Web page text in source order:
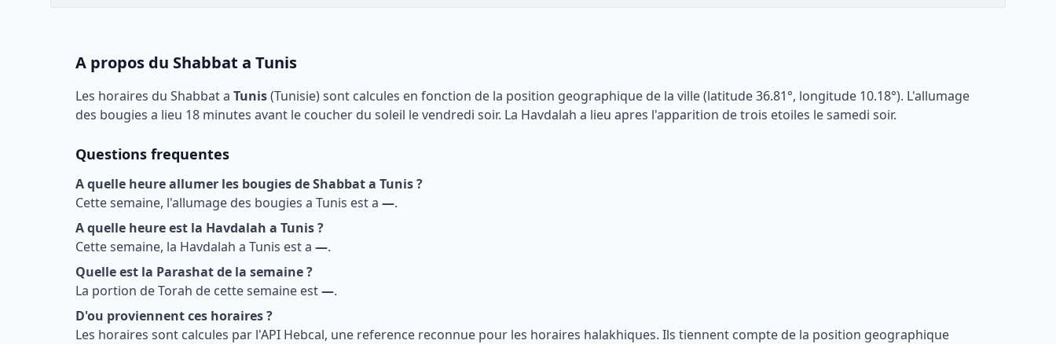
A propos du Shabbat a Tunis
Les horaires du Shabbat a Tunis(Tunisie) sont calcules en fonction de la position geographique de la ville (latitude36.81°, longitude 10.18°). L'allumage
des bougies a lieu 18 minutes avant le coucher du soleil le vendredi soir. La Havdalah a lieu apres l'apparition de trois etoiles le samedi soir.
Questions frequentes
A quelle heure allumer les bougies de Shabbat a Tunis?
Cette semaine, l'allumage des bougies a Tunis est a —.
A quelle heure est la Havdalah a Tunis?
Cette semaine, la Havdalah a Tunis est a —.
Quelle est la Parashat de la semaine ?
La portion de Torah de cette semaine est—.
D'ou proviennent ces horaires ?
Les horaires sont calcules par l'API Hebcal, une reference reconnue pour les horaires halakhiques. Ils tiennent compte de la position geographique